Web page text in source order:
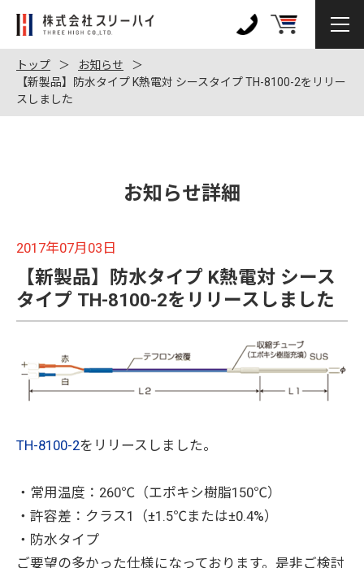
株
会
社
ス
リ
128
トップ
お知らせ
【新製品】防水タイプ K熱電対 シースタイプ TH-8100-2をリリー
スしました
お知らせ詳細
2017年07月03日
【新製品】防水タイプ K熱電対 シース
タイプ TH-8100-2をリリースしました
TH-8100-2をリリースしました。
・常用温度：260℃（エポキシ樹脂150℃）
・許容差：クラス1（±1.5℃または±0.4%）
・防水タイプ
ご要望の多かった仕様になっております。是非ご検討